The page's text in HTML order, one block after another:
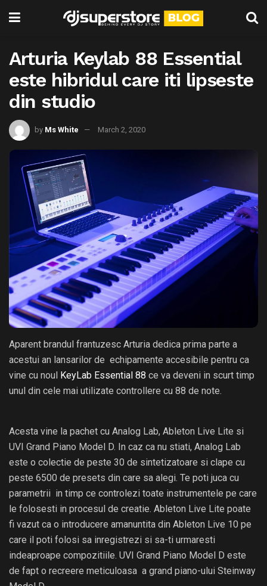
Arturia Keylab 88 Essential
este hibridul care iti lipseste
din studio
by Ms White March 2, 2020
Aparent brandul frantuzesc Arturia dedica prima parte a
acestui an lansarilor de echipamente accesibile pentru ca
vine cu noul KeyLab Essential 88 ce va deveni in scurt timp
unul din cele mai utilizate controllere cu 88 de note.
Acesta vine la pachet cu Analog Lab, Ableton Live Lite si
UVI Grand Piano Model D. In caz ca nu stiati, Analog Lab
este o colectie de peste 30 de sintetizatoare si clape cu
peste 6500 de presets din care sa alegi. Te poti juca cu
parametrii in timp ce controlezi toate instrumentele pe care
le folosesti in procesul de creatie. Ableton Live Lite poate
fi vazut ca o introducere amanuntita din Ableton Live 10 pe
care il poti folosi sa inregistrezi si sa-ti urmaresti
indeaproape compozitiile. UVI Grand Piano Model D este
de fapt o recreere meticuloasa a grand piano-ului Steinway